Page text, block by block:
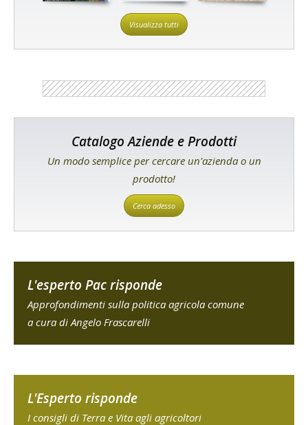
Visualizza tutti
Catalogo Aziende e Prodotti
Un modo semplice per cercare un'azienda o un
prodotto!
Cerca adesso
L'esperto Pac risponde
Approfondimenti sulla politica agricola comune
a cura di Angelo Frascarelli
L'Esperto risponde
I consigli di Terra e Vita agli agricoltori